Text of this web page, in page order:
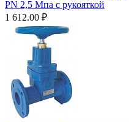
PN 2,5 Мпа с рукояткой
1 612.00 ₽